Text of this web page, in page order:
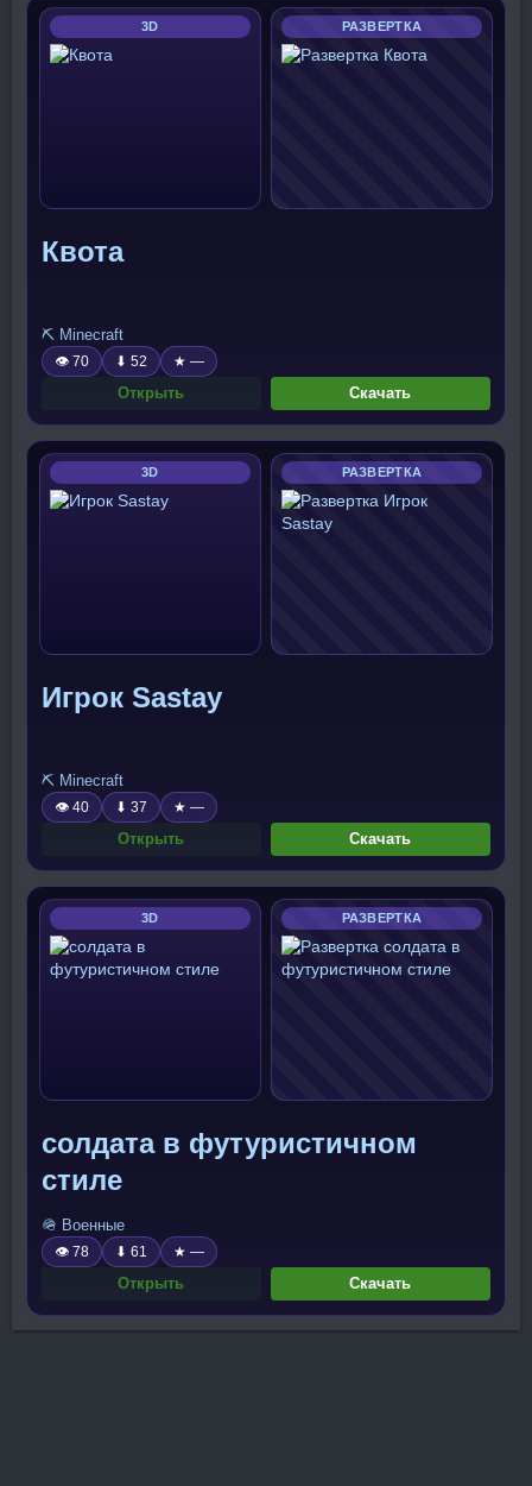
3D РАЗВЕРТКА
Квота
⛏️ Minecraft
👁 70 ⬇ 52 ★ —
Открыть Скачать
3D РАЗВЕРТКА
Игрок Sastay
⛏️ Minecraft
👁 40 ⬇ 37 ★ —
Открыть Скачать
3D РАЗВЕРТКА
солдата в футуристичном
стиле
🪖 Военные
👁 78 ⬇ 61 ★ —
Открыть Скачать